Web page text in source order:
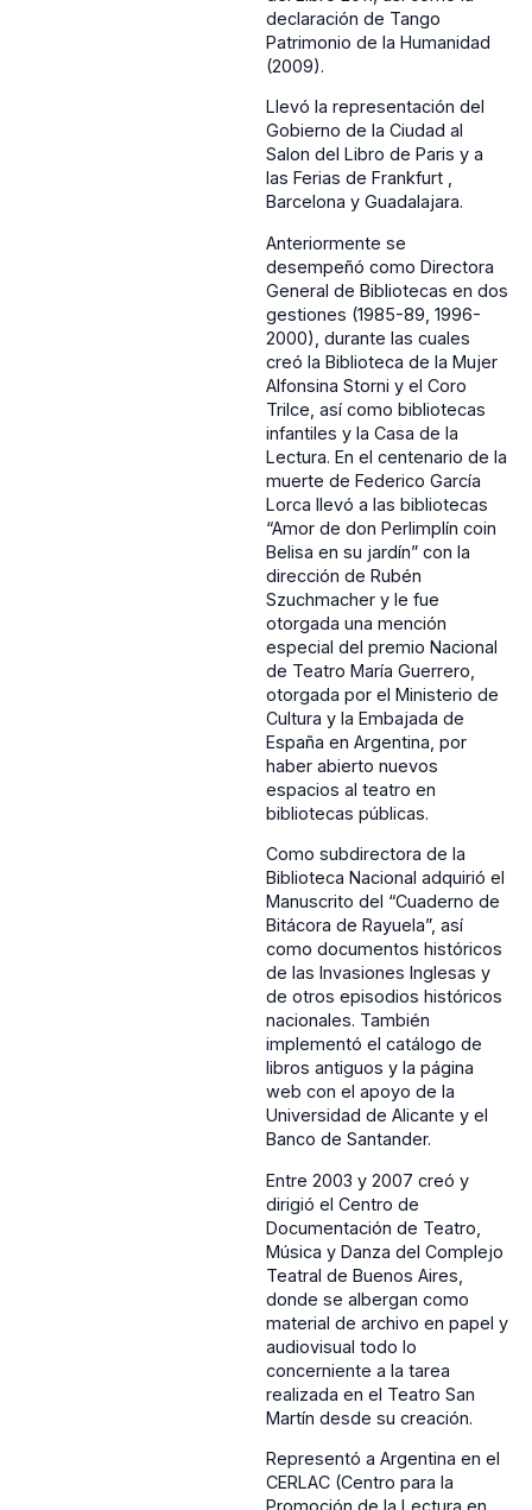
declaración de Tango
Patrimonio de la Humanidad
(2009).
Llevó la representación del
Gobierno de la Ciudad al
Salon del Libro de Paris y a
las Ferias de Frankfurt ,
Barcelona y Guadalajara.
Anteriormente se
desempeñó como Directora
General de Bibliotecas en dos
gestiones (1985-89, 1996-
2000), durante las cuales
creó la Biblioteca de la Mujer
Alfonsina Storni y el Coro
Trilce, así como bibliotecas
infantiles y la Casa de la
Lectura. En el centenario de la
muerte de Federico García
Lorca llevó a las bibliotecas
“Amor de don Perlimplín coin
Belisa en su jardín” con la
dirección de Rubén
Szuchmacher y le fue
otorgada una mención
especial del premio Nacional
de Teatro María Guerrero,
otorgada por el Ministerio de
Cultura y la Embajada de
España en Argentina, por
haber abierto nuevos
espacios al teatro en
bibliotecas públicas.
Como subdirectora de la
Biblioteca Nacional adquirió el
Manuscrito del “Cuaderno de
Bitácora de Rayuela”, así
como documentos históricos
de las Invasiones Inglesas y
de otros episodios históricos
nacionales. También
implementó el catálogo de
libros antiguos y la página
web con el apoyo de la
Universidad de Alicante y el
Banco de Santander.
Entre 2003 y 2007 creó y
dirigió el Centro de
Documentación de Teatro,
Música y Danza del Complejo
Teatral de Buenos Aires,
donde se albergan como
material de archivo en papel y
audiovisual todo lo
concerniente a la tarea
realizada en el Teatro San
Martín desde su creación.
Representó a Argentina en el
CERLAC (Centro para la
Promoción de la Lectura en